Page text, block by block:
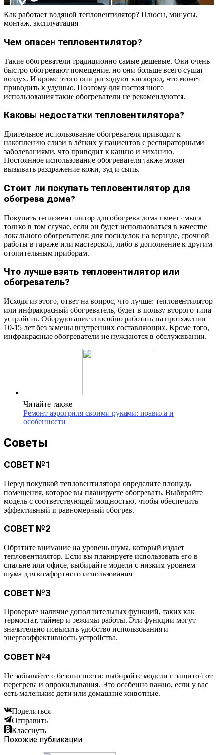
Как работает водяной тепловентилятор? Плюсы, минусы,
монтаж, эксплуатация
Чем опасен тепловентилятор?
Такие обогреватели традиционно самые дешевые. Они очень
быстро обогревают помещение, но они больше всего сушат
воздух. И кроме этого они расходуют кислород, что может
приводить к удушью. Поэтому для постоянного
использования такие обогреватели не рекомендуются.
Каковы недостатки тепловентилятора?
Длительное использование обогревателя приводит к
накоплению слизи в лёгких у пациентов с респираторными
заболеваниями, что приводит к кашлю и чиханию.
Постоянное использование обогревателя также может
вызывать раздражение кожи, зуд и сыпь.
Стоит ли покупать тепловентилятор для
обогрева дома?
Покупать тепловентилятор для обогрева дома имеет смысл
только в том случае, если он будет использоваться в качестве
локального обогревателя: для посиделок на веранде, срочной
работы в гараже или мастерской, либо в дополнение к другим
отопительным приборам.
Что лучше взять тепловентилятор или
обогреватель?
Исходя из этого, ответ на вопрос, что лучше: тепловентилятор
или инфракрасный обогреватель, будет в пользу второго типа
устройств. Оборудование способно работать на протяжении
10-15 лет без замены внутренних составляющих. Кроме того,
инфракрасные обогреватели не нуждаются в обслуживании.
Читайте также:
Ремонт аэрогриля своими руками: правила и
особенности
Советы
СОВЕТ №1
Перед покупкой тепловентилятора определите площадь
помещения, которое вы планируете обогревать. Выбирайте
модель с соответствующей мощностью, чтобы обеспечить
эффективный и равномерный обогрев.
СОВЕТ №2
Обратите внимание на уровень шума, который издает
тепловентилятор. Если вы планируете использовать его в
спальне или офисе, выбирайте модели с низким уровнем
шума для комфортного использования.
СОВЕТ №3
Проверьте наличие дополнительных функций, таких как
термостат, таймер и режимы работы. Эти функции могут
значительно повысить удобство использования и
энергоэффективность устройства.
СОВЕТ №4
Не забывайте о безопасности: выбирайте модели с защитой от
перегрева и опрокидывания. Это особенно важно, если у вас
есть маленькие дети или домашние животные.
Поделиться
Отправить
Класснуть
Похожие публикации